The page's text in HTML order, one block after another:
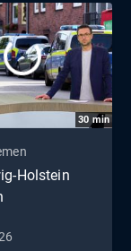
30 min
Holstein